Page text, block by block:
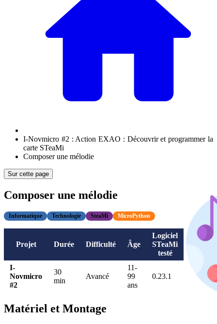
I-Novmicro #2 : Action EXAO : Découvrir et programmer la
carte STeaMi
Composer une mélodie
Sur cette page
Composer une mélodie
Informatique Technologie SteaMi MicroPython
Projet Durée Difficulté Âge
Logiciel
STeaMi
testé
I-
Novmicro
#2
30
min
Avancé
11-
99
ans
0.23.1
Matériel et Montage